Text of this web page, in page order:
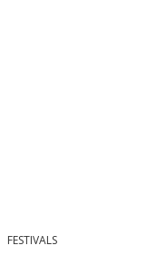
FESTIVALS